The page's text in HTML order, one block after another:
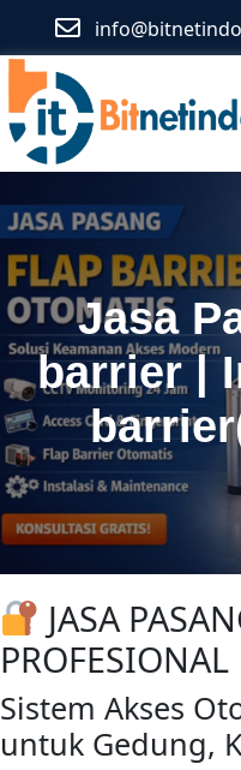
Jasa
barrier |
JASA
PROFESIONAL
Sistem Akses
untuk Gedung,